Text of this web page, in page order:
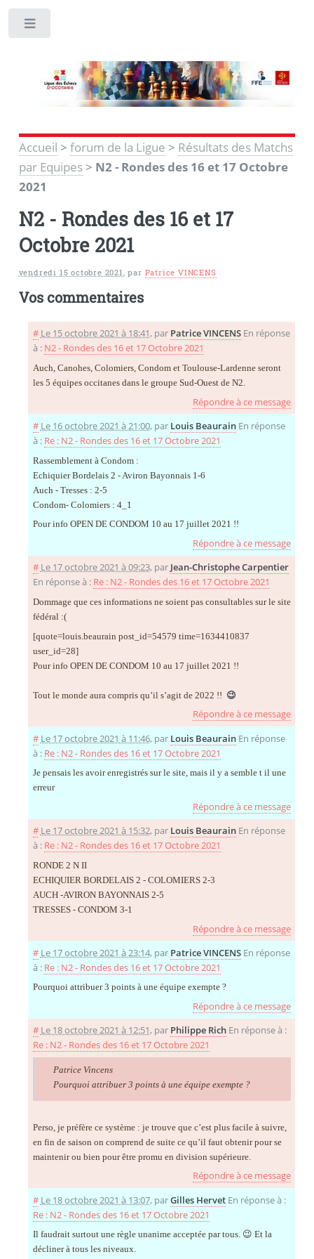
Accueil > forum de la Ligue > Résultats des Matchs
par Equipes> N2 - Rondes des 16 et 17 Octobre
2021
N2 - Rondes des 16 et 17
Octobre 2021
vendredi 15 octobre 2021,par Patrice VINCENS
Vos commentaires
# Le 15 octobre 2021 à 18:41, par Patrice VINCENS En réponse
à : N2 - Rondes des 16 et 17 Octobre 2021
Auch, Canohes, Colomiers, Condom et Toulouse-Lardenne seront
les 5 équipes occitanes dans le groupe Sud-Ouest de N2.
Répondre à ce message
# Le 16 octobre 2021 à 21:00, par Louis Beaurain En réponse
à : Re : N2 - Rondes des 16 et 17 Octobre 2021
Rassemblement à Condom :
Echiquier Bordelais 2 - Aviron Bayonnais 1-6
Auch - Tresses : 2-5
Condom- Colomiers : 4_1
Pour info OPEN DE CONDOM 10 au 17 juillet 2021 !!
Répondre à ce message
# Le 17 octobre 2021 à 09:23, par Jean-Christophe Carpentier
En réponse à : Re : N2 - Rondes des 16 et 17 Octobre 2021
Dommage que ces informations ne soient pas consultables sur le site
fédéral :(
[quote=louis.beaurain post_id=54579 time=1634410837
user_id=28]
Pour info OPEN DE CONDOM 10 au 17 juillet 2021 !!
Tout le monde aura compris qu’il s’agit de 2022 !! 😉
Répondre à ce message
# Le 17 octobre 2021 à 11:46, par Louis Beaurain En réponse
à : Re : N2 - Rondes des 16 et 17 Octobre 2021
Je pensais les avoir enregistrés sur le site, mais il y a semble t il une
erreur
Répondre à ce message
# Le 17 octobre 2021 à 15:32, par Louis Beaurain En réponse
à : Re : N2 - Rondes des 16 et 17 Octobre 2021
RONDE 2 N II
ECHIQUIER BORDELAIS 2 - COLOMIERS 2-3
AUCH -AVIRON BAYONNAIS 2-5
TRESSES - CONDOM 3-1
Répondre à ce message
# Le 17 octobre 2021 à 23:14, par Patrice VINCENS En réponse
à : Re : N2 - Rondes des 16 et 17 Octobre 2021
Pourquoi attribuer 3 points à une équipe exempte ?
Répondre à ce message
# Le 18 octobre 2021 à 12:51, par Philippe Rich En réponse à :
Re : N2 - Rondes des 16 et 17 Octobre 2021
Patrice Vincens
Pourquoi attribuer 3 points à une équipe exempte ?
Perso, je préfère ce système : je trouve que c’est plus facile à suivre,
en fin de saison on comprend de suite ce qu’il faut obtenir pour se
maintenir ou bien pour être promu en division supérieure.
Répondre à ce message
# Le 18 octobre 2021 à 13:07, parGilles Hervet En réponse à :
Re : N2 - Rondes des 16 et 17 Octobre 2021
Il faudrait surtout une règle unanime acceptée par tous. 😉 Et la
décliner à tous les niveaux.